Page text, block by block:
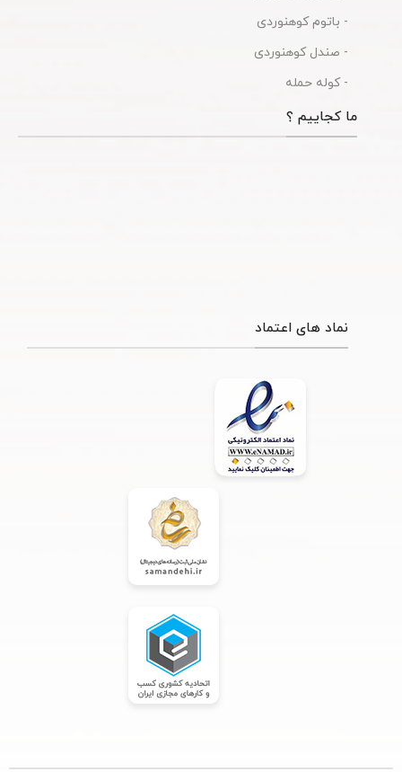
- باتوم کوهنوردی
- صندل کوهنوردی
- کوله حمله
ما کجاییم ؟
نماد های اعتماد